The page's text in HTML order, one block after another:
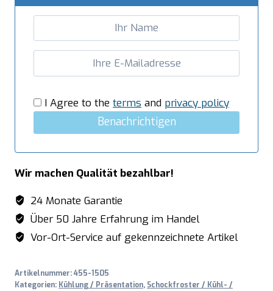
ATTILA
Menge
I Agree to the terms and privacy policy
Benachrichtigen
Wir machen Qualität bezahlbar!
24 Monate Garantie
Über 50 Jahre Erfahrung im Handel
Vor-Ort-Service auf gekennzeichnete Artikel
Artikelnummer:455-1505
Kategorien: Kühlung / Präsentation, Schockfroster / Kühl- /